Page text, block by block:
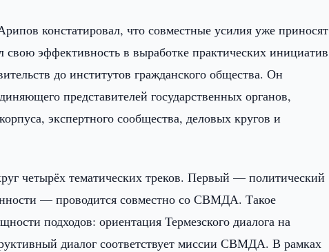
констатировал, что совместные усилия уже приносят
свою эффективность в выработке практических инициатив
до институтов гражданского общества. Он
представителей государственных органов,
экспертного сообщества, деловых кругов и
четырёх тематических треков. Первый — политический
— проводится совместно со СВМДА. Такое
подходов: ориентация Термезского диалога на
диалог соответствует миссии СВМДА. В рамках